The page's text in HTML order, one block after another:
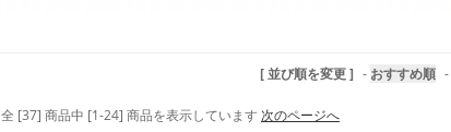
[ 並び順を変更 ] - おすすめ順 -
全 [37] 商品中 [1-24] 商品を表示しています 次のページへ